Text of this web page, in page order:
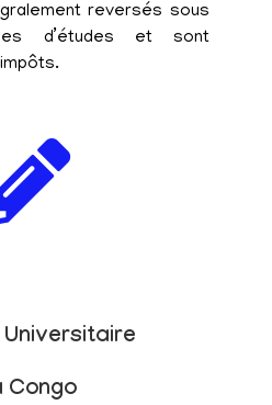
reversés sous
d’études et sont
Universitaire
Congo